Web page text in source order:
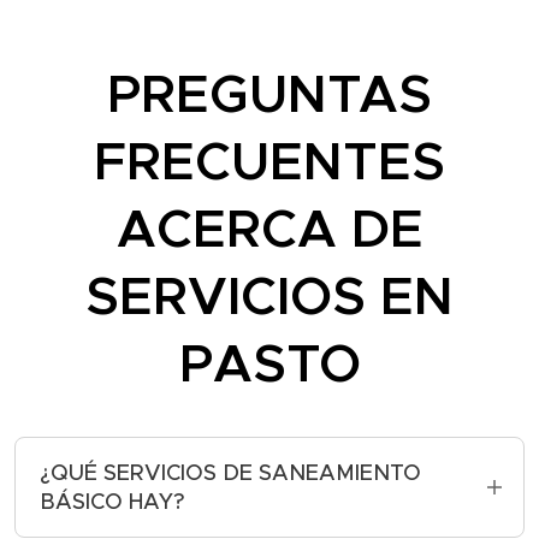
PREGUNTAS
FRECUENTES
ACERCA DE
SERVICIOS EN
PASTO
¿QUÉ SERVICIOS DE SANEAMIENTO
BÁSICO HAY?